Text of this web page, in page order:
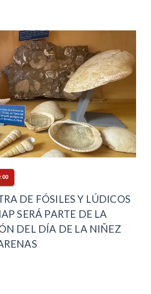
DE FÓSILES Y LÚDICOS
SERÁ PARTE DE LA
DEL DÍA DE LA NIÑEZ